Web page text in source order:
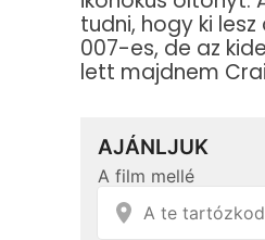
tudni, hogy ki
007-es, de az
lett majdnem